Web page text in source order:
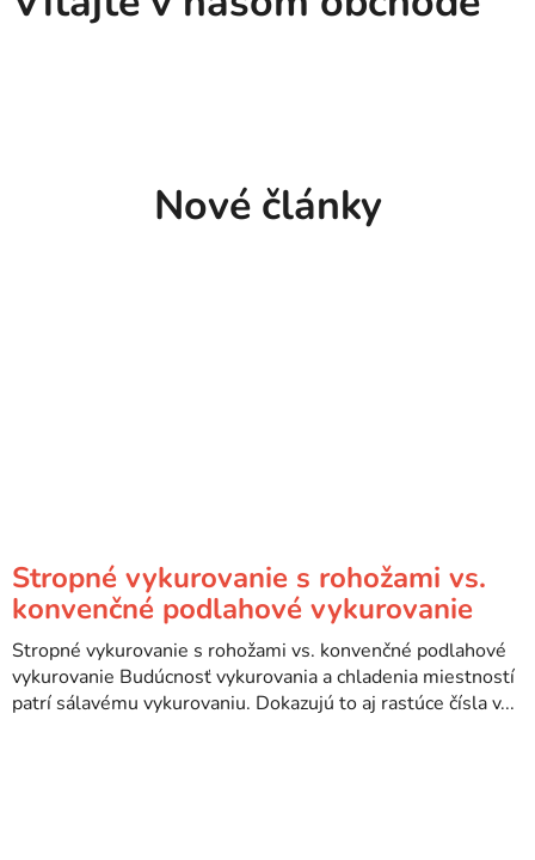
Nové články
Stropné vykurovanie s rohožami vs.
konvenčné podlahové vykurovanie
Stropné vykurovanie s rohožami vs. konvenčné podlahové
vykurovanie Budúcnosť vykurovania a chladenia miestností
patrí sálavému vykurovaniu. Dokazujú to aj rastúce čísla v...